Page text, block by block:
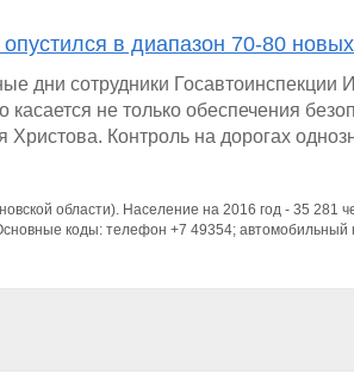
в диапазон 70-80
дни сотрудники Госавтоинспекции
не только обеспечения
Христова. Контроль на дорогах
области). Население на 2016 год - 35 281
коды: телефон +7 49354; автомобильный